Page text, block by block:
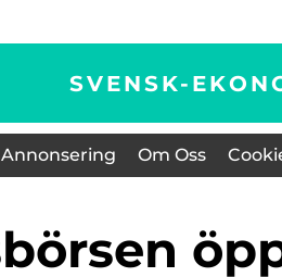
SVENSK-
Annonsering Om Oss